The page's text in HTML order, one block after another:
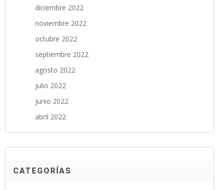
diciembre 2022
noviembre 2022
octubre 2022
septiembre 2022
agosto 2022
julio 2022
junio 2022
abril 2022
CATEGORÍAS